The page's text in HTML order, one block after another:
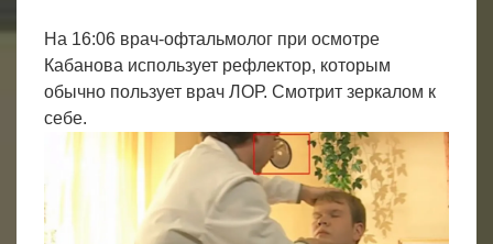
На 16:06 врач-офтальмолог при осмотре
Кабанова использует рефлектор, которым
обычно пользует врач ЛОР. Смотрит зеркалом к
себе.